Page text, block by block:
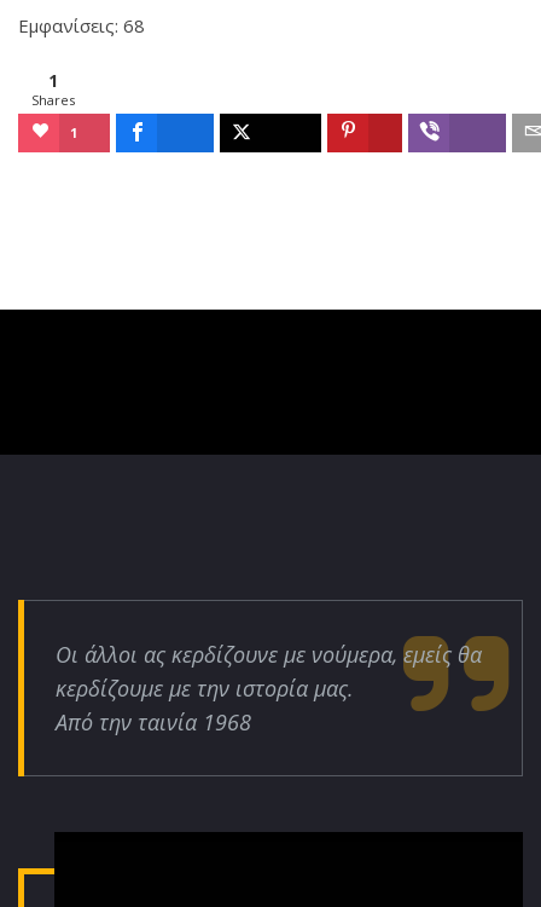
Εμφανίσεις: 68
1
Shares
1
Οι άλλοι ας κερδίζουνε με νούμερα, εμείς θα
κερδίζουμε με την ιστορία μας.
Από την ταινία 1968